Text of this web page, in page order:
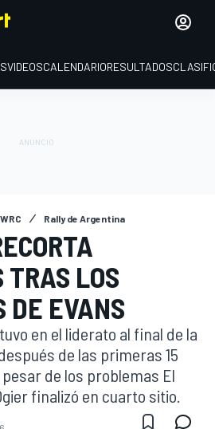
VIDEOSCALENDARIORESULTADOS
WRC Rally de Argentina
TRAS LOS
DE EVANS
en el liderato al final de la
de las primeras 15
de los problemas El
finalizó en cuarto sitio.